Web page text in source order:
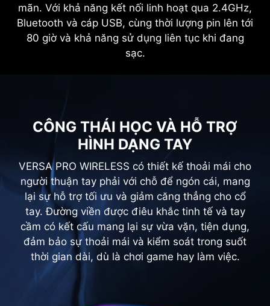
mãn. Với khả năng kết nối linh hoạt qua 2.4GHz,
Bluetooth và cáp USB, cùng thời lượng pin lên tới
80 giờ và khả năng sử dụng liên tục khi đang
sạc.
CÔNG THÁI HỌC VÀ HỖ TRỢ
HÌNH DẠNG TAY
VERSA PRO WIRELESS có thiết kế thoải mái cho
người thuận tay phải với chỗ để ngón cái, mang
lại sự hỗ trợ tối ưu và giảm căng thẳng cho cổ
tay. Đường viền được điêu khắc tinh tế và tay
cầm có kết cấu mang lại sự vừa vặn, tiện dụng,
đảm bảo sự thoải mái và kiểm soát trong suốt
thời gian dài, dù là chơi game hay làm việc.